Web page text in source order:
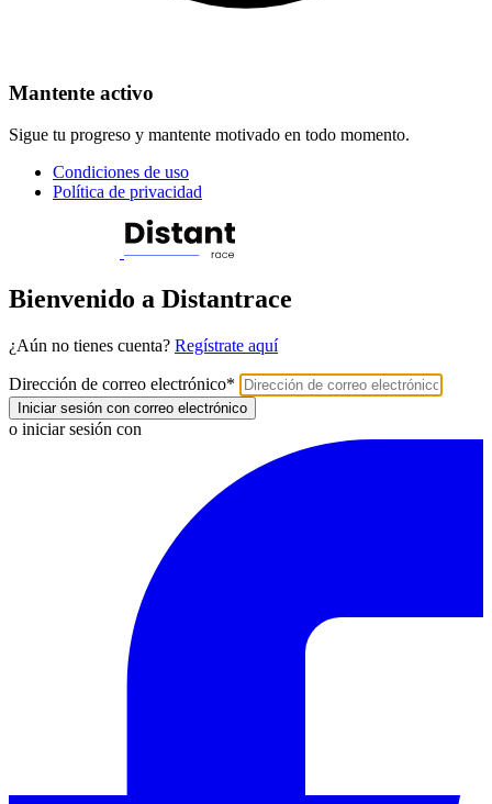
Mantente activo
Sigue tu progreso y mantente motivado en todo momento.
Condiciones de uso
Política de privacidad
Bienvenido a Distantrace
¿Aún no tienes cuenta? Regístrate aquí
Dirección de correo electrónico*
Iniciar sesión con correo electrónico
o iniciar sesión con